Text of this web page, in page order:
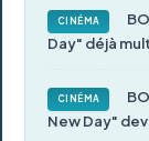
CINÉMA
Day" déjà
CINÉMA
New Day"